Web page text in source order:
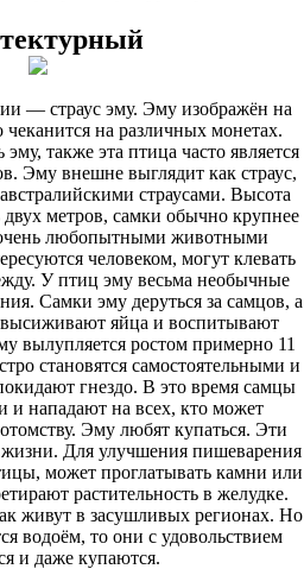
— страус эму. Эму изображён на
чеканится на различных монетах.
также эта птица часто является
Эму внешне выглядит как страус,
страусами. Высота
метров, самки обычно крупнее
любопытными животными
человеком, могут клевать
У птиц эму весьма необычные
Самки эму деруться за самцов, а
яйца и воспитывают
вылупляется ростом примерно 11
становятся самостоятельными и
гнездо. В это время самцы
и нападают на всех, кто может
Эму любят купаться. Эти
жизни. Для улучшения пишеварения
может проглатывать камни или
растительность в желудке.
живут в засушливых регионах. Но
водоём, то они с удовольствием
и даже купаются.